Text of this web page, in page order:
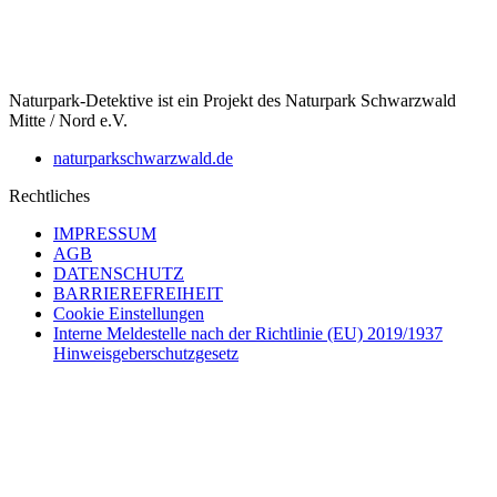
Naturpark-Detektive ist ein Projekt des Naturpark Schwarzwald
Mitte / Nord e.V.
naturparkschwarzwald.de
Rechtliches
IMPRESSUM
AGB
DATENSCHUTZ
BARRIEREFREIHEIT
Cookie Einstellungen
Interne Meldestelle nach der Richtlinie (EU) 2019/1937
Hinweisgeberschutzgesetz